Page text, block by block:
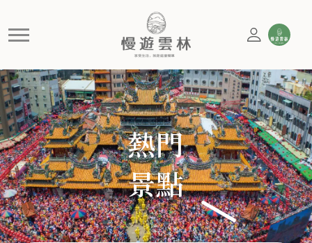
景點
熱門
景點